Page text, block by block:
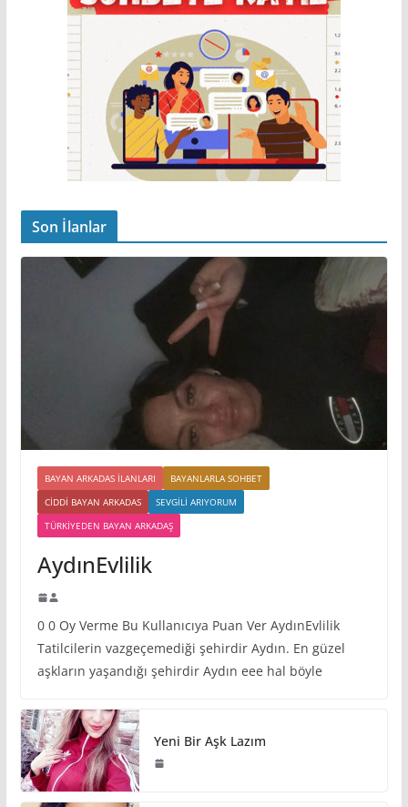
Son İlanlar
BAYAN ARKADAS ILANLARI
BAYANLARLA SOHBET
CIDDI BAYAN ARKADAS
SEVGILI ARIYORUM
TÜRKIYEDEN BAYAN ARKADAŞ
AydınEvlilik
0 0 Oy Verme Bu Kullanıcıya Puan Ver AydınEvlilik
Tatilcilerin vazgeçemediği şehirdir Aydın. En güzel
aşkların yaşandığı şehirdir Aydın eee hal böyle
Yeni Bir Aşk Lazım